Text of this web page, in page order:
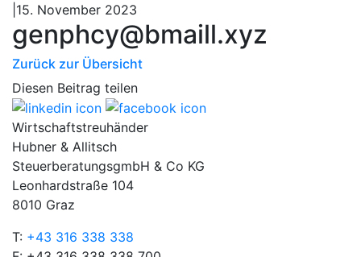
|15. November 2023
genphcy@bmaill.xyz
Zurück zur Übersicht
Diesen Beitrag teilen
Wirtschaftstreuhänder
Hubner & Allitsch
SteuerberatungsgmbH & Co KG
Leonhardstraße 104
8010 Graz
T: +43 316 338 338